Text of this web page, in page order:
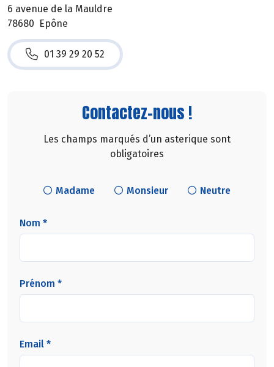
6 avenue de la Mauldre
78680 Epône
01 39 29 20 52
Contactez-nous !
Les champs marqués d’un asterique sont
obligatoires
Madame Monsieur Neutre
Nom *
Prénom *
Email *